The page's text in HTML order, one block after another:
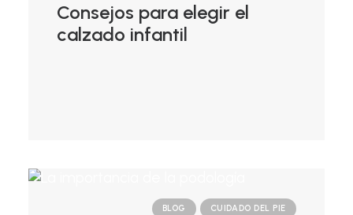
Consejos para elegir el
calzado infantil
BLOG CUIDADO DEL PIE